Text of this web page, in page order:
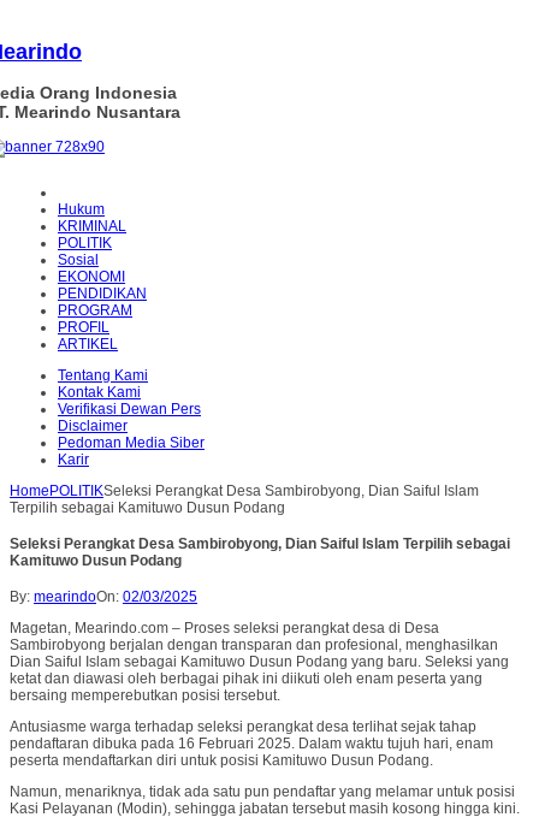
Orang Indonesia
Mearindo Nusantara
Hukum
KRIMINAL
POLITIK
Sosial
EKONOMI
PENDIDIKAN
PROGRAM
PROFIL
ARTIKEL
Tentang Kami
Kontak Kami
Verifikasi Dewan Pers
Disclaimer
Pedoman Media Siber
Karir
Home POLITIKSeleksi Perangkat Desa Sambirobyong, Dian Saiful Islam
Terpilih sebagai Kamituwo Dusun Podang
Seleksi Perangkat Desa Sambirobyong, Dian Saiful Islam Terpilih sebagai
Kamituwo Dusun Podang
By: mearindoOn: 02/03/2025
Magetan, Mearindo.com – Proses seleksi perangkat desa di Desa
Sambirobyong berjalan dengan transparan dan profesional, menghasilkan
Dian Saiful Islam sebagai Kamituwo Dusun Podang yang baru. Seleksi yang
ketat dan diawasi oleh berbagai pihak ini diikuti oleh enam peserta yang
bersaing memperebutkan posisi tersebut.
Antusiasme warga terhadap seleksi perangkat desa terlihat sejak tahap
pendaftaran dibuka pada 16 Februari 2025. Dalam waktu tujuh hari, enam
peserta mendaftarkan diri untuk posisi Kamituwo Dusun Podang.
Namun, menariknya, tidak ada satu pun pendaftar yang melamar untuk posisi
Kasi Pelayanan (Modin), sehingga jabatan tersebut masih kosong hingga kini.